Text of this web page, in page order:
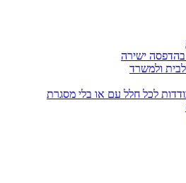
ישירה
לבית ולמשרד
לכל חלל עם או בלי מסגרת